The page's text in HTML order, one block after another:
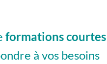
formations courtes
à vos besoins